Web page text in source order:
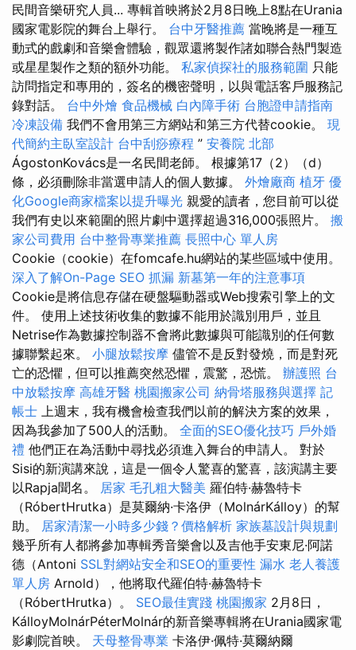
民間音樂研究人員... 專輯首映將於2月8日晚上8點在Urania
國家電影院的舞台上舉行。 台中牙醫推薦 當晚將是一種互
動式的戲劇和音樂會體驗，觀眾還將製作諸如聯合熱門製造
或星星製作之類的額外功能。 私家偵探社的服務範圍 只能
訪問指定和專用的，簽名的機密聲明，以與電話客戶服務記
錄對話。 台中外燴 食品機械 白內障手術 台胞證申請指南
冷凍設備 我們不會用第三方網站和第三方代替cookie。 現
代簡約主臥室設計 台中刮痧療程 ” 安養院 北部
ÁgostonKovács是一名民間老師。 根據第17（2）（d）
條，必須刪除非當選申請人的個人數據。 外燴廠商 植牙 優
化Google商家檔案以提升曝光 親愛的讀者，您目前可以從
我們有史以來範圍的照片劇中選擇超過316,000張照片。 搬
家公司費用 台中整骨專業推薦 長照中心 單人房
Cookie（cookie）在fomcafe.hu網站的某些區域中使用。
深入了解On-Page SEO 抓漏 新墓第一年的注意事項
Cookie是將信息存儲在硬盤驅動器或Web搜索引擎上的文
件。 使用上述技術收集的數據不能用於識別用戶，並且
Netrise作為數據控制器不會將此數據與可能識別的任何數
據聯繫起來。 小腿放鬆按摩 儘管不是反對發燒，而是對死
亡的恐懼，但可以推薦突然恐懼，震驚，恐慌。 辦護照 台
中放鬆按摩 高雄牙醫 桃園搬家公司 納骨塔服務與選擇 記
帳士 上週末，我有機會檢查我們以前的解決方案的效果，
因為我參加了500人的活動。 全面的SEO優化技巧 戶外婚
禮 他們正在為活動中尋找必須進入舞台的申請人。 對於
Sisi的新演講來說，這是一個令人驚喜的驚喜，該演講主要
以Rapja聞名。 居家 毛孔粗大醫美 羅伯特·赫魯特卡
（RóbertHrutka）是莫爾納·卡洛伊（MolnárKálloy）的幫
助。 居家清潔一小時多少錢？價格解析 家族墓設計與規劃
幾乎所有人都將參加專輯秀音樂會以及吉他手安東尼·阿諾
德（Antoni SSL對網站安全和SEO的重要性 漏水 老人養護
單人房 Arnold），他將取代羅伯特·赫魯特卡
（RóbertHrutka）。 SEO最佳實踐 桃園搬家 2月8日，
KálloyMolnárPéterMolnár的新音樂專輯將在Urania國家電
影劇院首映。 天母整骨專業 卡洛伊·佩特·莫爾納爾